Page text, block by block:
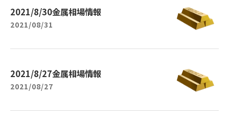
2021/8/30金属相場情報
2021/08/31
2021/8/27金属相場情報
2021/08/27